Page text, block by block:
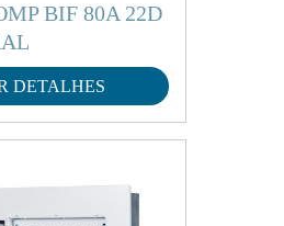
BIF 80A 22D
DETALHES